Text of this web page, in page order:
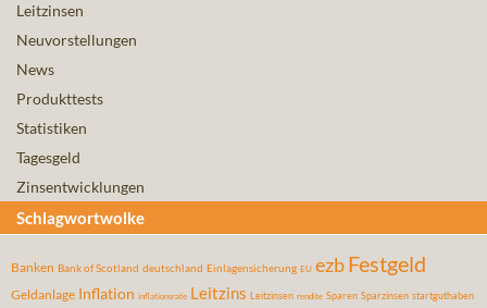
Leitzinsen
Neuvorstellungen
News
Produkttests
Statistiken
Tagesgeld
Zinsentwicklungen
Schlagwortwolke
Banken Bank of Scotland deutschland Einlagensicherung EU ezbFestgeld
Geldanlage Inflation inflationsrate Leitzins Leitzinsen rendite Sparen Sparzinsen startguthaben